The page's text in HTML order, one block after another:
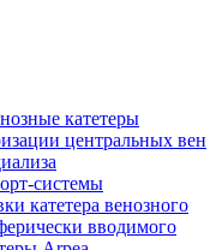
катетеры
центральных вен
катетера венозного
вводимого